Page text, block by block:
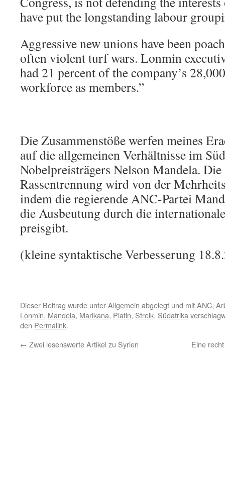
have put the longstanding labour
Aggressive new unions have been
often violent turf wars. Lonmin
had 21 percent of the company’s
workforce as members.”
Die Zusammenstöße werfen meines
auf die allgemeinen Verhältnisse im
Nobelpreisträgers Nelson Mandela.
Rassentrennung wird von der
indem die regierende ANC-Partei
die Ausbeutung durch die
preisgibt.
(kleine syntaktische Verbesserung
Dieser Beitrag wurde unterAllgemein abgelegt und mitANC,
Lonmin, Mandela, Marikana, Platin, Streik, Südafrika
den Permalink.
← Zwei lesenswerte Artikel zu Syrien Eine